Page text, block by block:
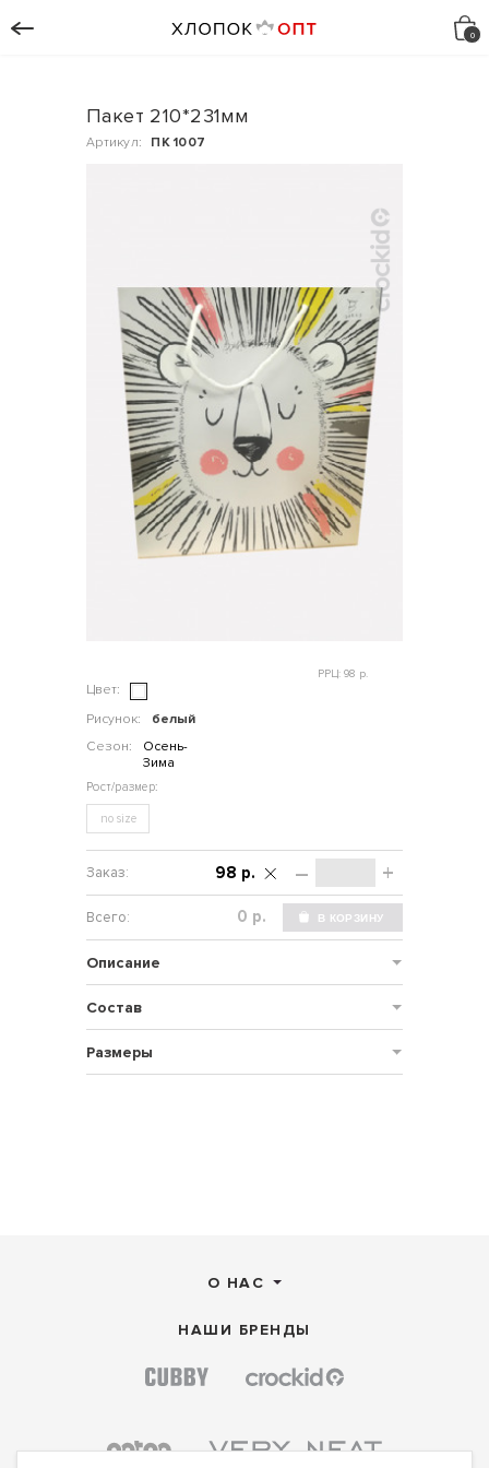
Пакет 210*231мм
Артикул: ПК 1007
Цвет:
Рисунок:
белый
Сезон:
Осень-
Зима
РРЦ: 98 р.
no size
– +
98 р.
р.
Описание
Состав
Размеры
О НАС
НАШИ БРЕНДЫ